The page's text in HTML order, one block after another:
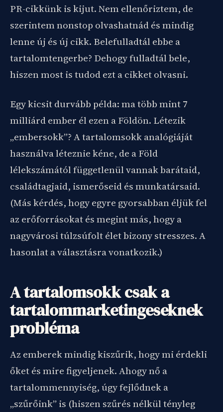
PR-cikkünk is kijut. Nem ellenőriztem, de
szerintem nonstop olvashatnád és mindig
lenne új és új cikk. Belefulladtál ebbe a
tartalomtengerbe? Dehogy fulladtál bele,
hiszen most is tudod ezt a cikket olvasni.
Egy kicsit durvább példa: ma több mint 7
milliárd ember él ezen a Földön. Létezik
„embersokk”? A tartalomsokk analógiáját
használva léteznie kéne, de a Föld
lélekszámától függetlenül vannak barátaid,
családtagjaid, ismerőseid és munkatársaid.
(Más kérdés, hogy egyre gyorsabban éljük fel
az erőforrásokat és megint más, hogy a
nagyvárosi túlzsúfolt élet bizony stresszes. A
hasonlat a választásra vonatkozik.)
A tartalomsokk csak a
tartalommarketingeseknek
probléma
Az emberek mindig kiszűrik, hogy mi érdekli
őket és mire figyeljenek. Ahogy nő a
tartalommennyiség, úgy fejlődnek a
„szűrőink” is (hiszen szűrés nélkül tényleg